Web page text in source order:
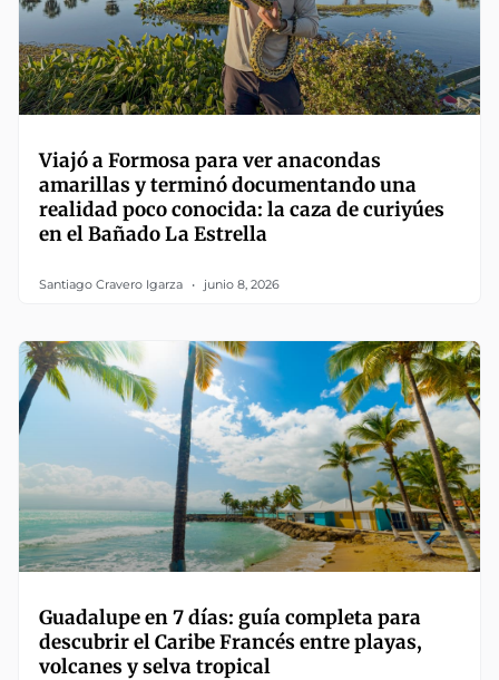
Viajó a Formosa para ver anacondas
amarillas y terminó documentando una
realidad poco conocida: la caza de curiyúes
en el Bañado La Estrella
Santiago Cravero Igarza junio 8, 2026
Guadalupe en 7 días: guía completa para
descubrir el Caribe Francés entre playas,
volcanes y selva tropical